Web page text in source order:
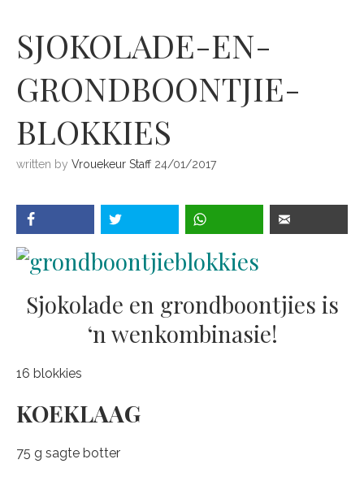
SJOKOLADE-EN-
GRONDBOONTJIE-
BLOKKIES
written by Vrouekeur Staff 24/01/2017
Sjokolade en grondboontjies is
‘n wenkombinasie!
16 blokkies
KOEKLAAG
75 g sagte botter